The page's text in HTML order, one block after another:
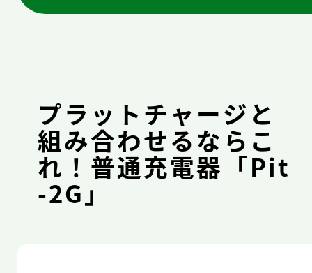
プラットチャージと
組み合わせるならこ
れ！普通充電器「Pit
-2G」